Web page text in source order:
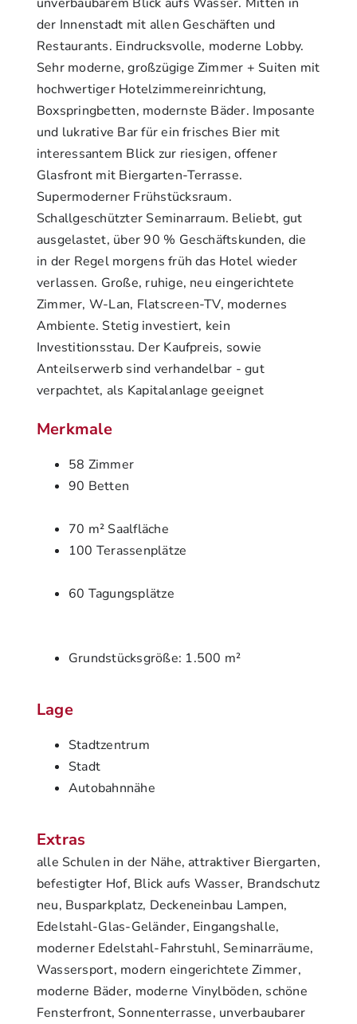
der Innenstadt mit allen Geschäften und
Restaurants. Eindrucksvolle, moderne Lobby.
Sehr moderne, großzügige Zimmer + Suiten mit
hochwertiger Hotelzimmereinrichtung,
Boxspringbetten, modernste Bäder. Imposante
und lukrative Bar für ein frisches Bier mit
interessantem Blick zur riesigen, offener
Glasfront mit Biergarten-Terrasse.
Supermoderner Frühstücksraum.
Schallgeschützter Seminarraum. Beliebt, gut
ausgelastet, über 90 % Geschäftskunden, die
in der Regel morgens früh das Hotel wieder
verlassen. Große, ruhige, neu eingerichtete
Zimmer, W-Lan, Flatscreen-TV, modernes
Ambiente. Stetig investiert, kein
Investitionsstau. Der Kaufpreis, sowie
Anteilserwerb sind verhandelbar - gut
verpachtet, als Kapitalanlage geeignet
Merkmale
58 Zimmer
90 Betten
70 m² Saalfläche
100 Terassenplätze
60 Tagungsplätze
Grundstücksgröße: 1.500 m²
Lage
Stadtzentrum
Stadt
Autobahnnähe
Extras
alle Schulen in der Nähe, attraktiver Biergarten,
befestigter Hof, Blick aufs Wasser, Brandschutz
neu, Busparkplatz, Deckeneinbau Lampen,
Edelstahl-Glas-Geländer, Eingangshalle,
moderner Edelstahl-Fahrstuhl, Seminarräume,
Wassersport, modern eingerichtete Zimmer,
moderne Bäder, moderne Vinylböden, schöne
Fensterfront, Sonnenterrasse, unverbaubarer